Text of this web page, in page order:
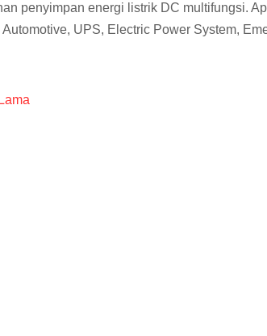
penyimpan energi listrik DC multifungsi.
UPS, Electric Power System,